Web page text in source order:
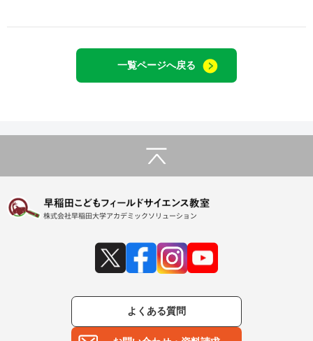
一覧ページへ戻る
よくある質問